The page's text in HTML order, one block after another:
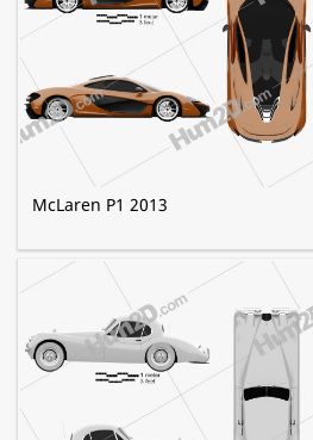
McLaren P1 2013